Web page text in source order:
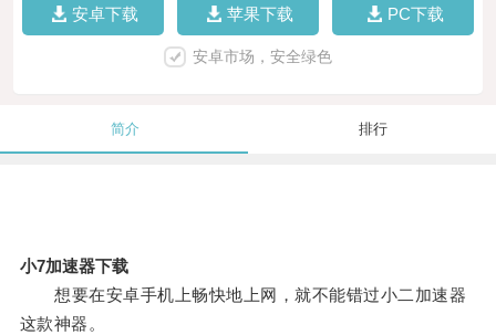
安卓下载 苹果下载 PC下载
安卓市场，安全绿色
简介 排行
小7加速器下载
想要在安卓手机上畅快地上网，就不能错过小二加速器
这款神器。